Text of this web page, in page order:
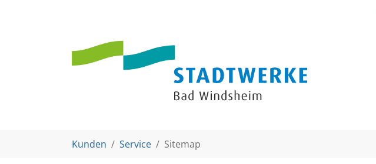
Kunden Service Sitemap